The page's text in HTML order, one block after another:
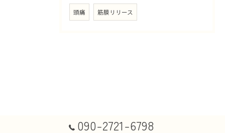
頭痛 筋膜リリース
090-2721-6798